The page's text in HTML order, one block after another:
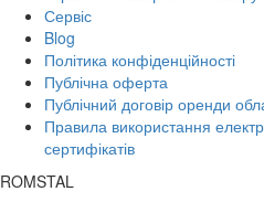
Сервіс
Blog
Політика конфіденційності
Публічна оферта
Публічний договір оренди
Правила використання
сертифікатів
ROMSTAL